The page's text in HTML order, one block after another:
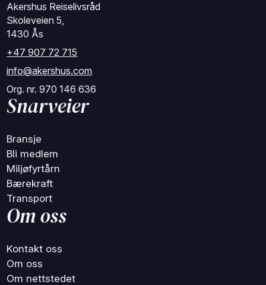
Akershus Reiselivsråd
Skoleveien 5,
1430 Ås
+47 907 72 715
info@akershus.com
Org. nr. 970 146 636
Snarveier
Bransje
Bli medlem
Miljøfyrtårn
Bærekraft
Transport
Om oss
Kontakt oss
Om oss
Om nettstedet